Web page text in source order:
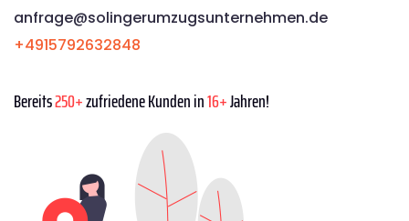
anfrage@solingerumzugsunternehmen.de
+4915792632848
Bereits250+zufriedene Kunden in16+Jahren!